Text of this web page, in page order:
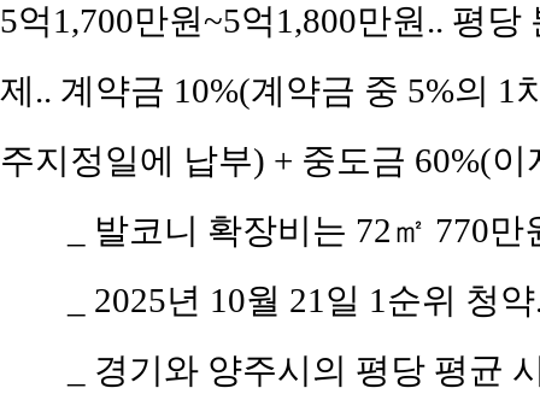
5억1,700만원~5억1,800만원.. 평
제.. 계약금 10%(계약금 중 5%의 1
주지정일에 납부) + 중도금 60%(
_ 발코니 확장비는 72㎡ 770
_ 2025년 10월 21일 1순위 청
_ 경기와 양주시의 평당 평균